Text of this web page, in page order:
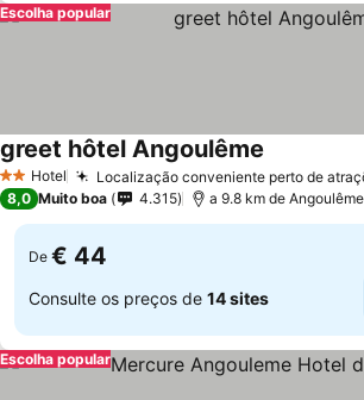
Escolha popular
2 Estrelas
Hotel Localização conveniente perto de
greet hôtel Angoulême
8,0 Muito boa 4.315
De € 44
Consulte os preços de 14 sites
Escolha popular